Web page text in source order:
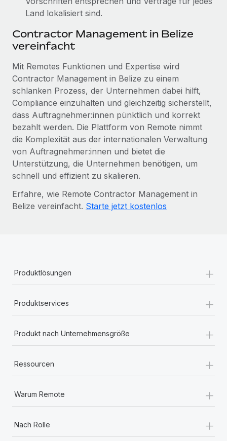
Land lokalisiert sind.
Contractor Management in Belize
vereinfacht
Mit Remotes Funktionen und Expertise wird
Contractor Management in Belize zu einem
schlanken Prozess, der Unternehmen dabei hilft,
Compliance einzuhalten und gleichzeitig sicherstellt,
dass Auftragnehmer:innen pünktlich und korrekt
bezahlt werden. Die Plattform von Remote nimmt
die Komplexität aus der internationalen Verwaltung
von Auftragnehmer:innen und bietet die
Unterstützung, die Unternehmen benötigen, um
schnell und effizient zu skalieren.
Erfahre, wie Remote Contractor Management in
Belize vereinfacht. Starte jetzt kostenlos
Produktlösungen +
Produktservices +
Produkt nach Unternehmensgröße +
Ressourcen +
Warum Remote +
Nach Rolle +